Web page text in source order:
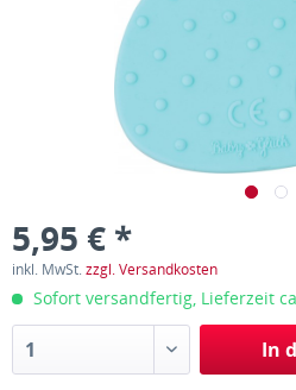
5,95 € *
inkl. MwSt.zzgl. Versandkosten
Sofort versandfertig, Lieferzeit
In